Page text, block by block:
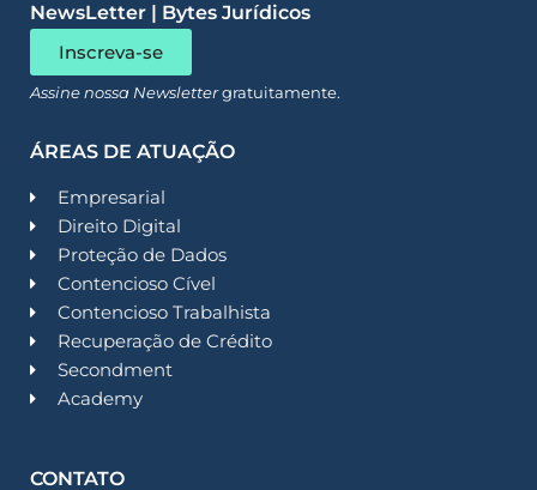
NewsLetter | Bytes Jurídicos
Inscreva-se
Assine nossa Newslettergratuitamente.
ÁREAS DE ATUAÇÃO
Empresarial
Direito Digital
Proteção de Dados
Contencioso Cível
Contencioso Trabalhista
Recuperação de Crédito
Secondment
Academy
CONTATO